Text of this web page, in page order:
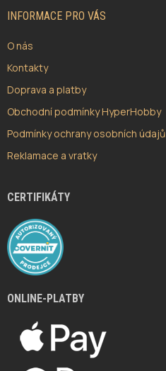
INFORMACE PRO VÁS
O nás
Kontakty
Doprava a platby
Obchodní podmínky HyperHobby
Podmínky ochrany osobních údajů
Reklamace a vratky
CERTIFIKÁTY
ONLINE-PLATBY